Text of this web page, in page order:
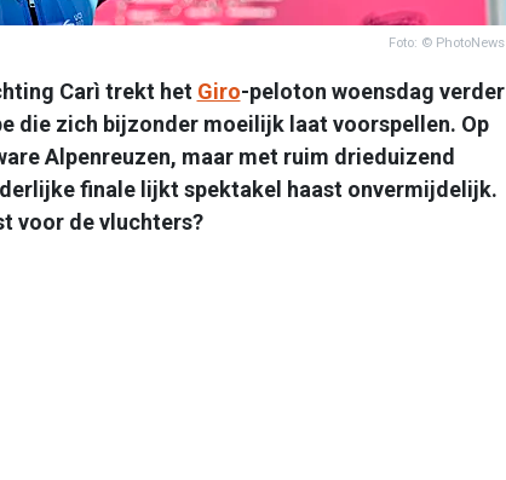
Foto: © PhotoNews
Carì trekt het Giro-peloton woensdag verder
die zich bijzonder moeilijk laat voorspellen. Op
Alpenreuzen, maar met ruim drieduizend
finale lijkt spektakel haast onvermijdelijk.
voor de vluchters?